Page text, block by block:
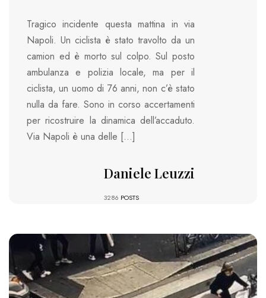
Tragico incidente questa mattina in via
Napoli. Un ciclista è stato travolto da un
camion ed è morto sul colpo. Sul posto
ambulanza e polizia locale, ma per il
ciclista, un uomo di 76 anni, non c’è stato
nulla da fare. Sono in corso accertamenti
per ricostruire la dinamica dell’accaduto.
Via Napoli è una delle […]
Daniele Leuzzi
3286 POSTS
2519 VIEWS